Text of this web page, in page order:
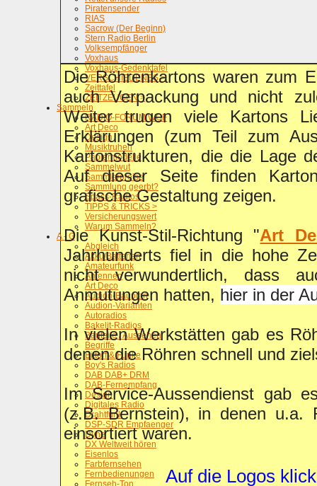
Piratensender
RIAS
Sacrow (Der Beginn)
Stern Radio Berlin
Volksempfänger
Voxhaus
Voxhaus-Gedenktafel
VERSCHIEDENES >
Zeittafel
ZEITZEUGEN >
Sammeln
RADIO-FORUM WGF
Art Deco
Design
Musiktruhen
Papiermodelle
Sammelwut
Sammlerpreise
Sammlung geerbt?
Spass-Radios
TIPPS & TRICKS >
Versicherungswert
Warum Sammeln?
A - G
Abgleich
Akku/Batterien
Amateurfunk
Antennen
Art Deco
Audion-Bauplan
Audion-Varianten
Autoradios
Bakelit-Radios
Bauteile / Aussehen
Begriffe
Bittorf & Funke
Boy's Radios
DAB DAB+ DRM
DAB-Fernempfang
Design
Digitales Radio
Drahtfunk
DSP-SDR Empfaenger
Dyne
DX Weltweit hören
Eisenlos
Farbfernsehen
Fernbedienungen
Fernseh-Ton
Die Röhrenkartons waren zum
auch Verpackung und nicht
Weiter trugen viele Kartons
Erklärungen (zum Teil zum
Kartonstrukturen, die die Lage
Auf dieser Seite finden
grafische Gestaltung zeigen.
Die Kunst-Stil-Richtung "Art
Jahrhunderts fiel in die hohe
nicht verwundertlich, dass
Anmutungen hatten, hier in der
In vielen Werkstätten gab es
denen die Röhren schnell und
Im Service-Aussendienst gab
(z.B. Bernstein), in denen u.a.
einsortiert waren.
Auf die Logos